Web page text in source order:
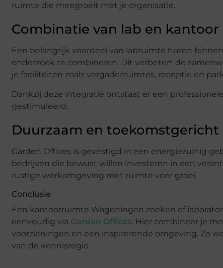
ruimte die meegroeit met je organisatie.
Combinatie van lab en
Een belangrijk voordeel van labruimte huren
onderzoek te combineren. Dit verbetert de
je faciliteiten zoals vergaderruimtes, receptie en
Dankzij deze integratie ontstaat er een
gestimuleerd.
Duurzaam en
Garden Offices is gevestigd in een energiezuinig
bedrijven die bewust willen investeren in een
rustige werkomgeving met ruimte voor groei.
Conclusie
Een kantoorruimte Wageningen zoeken of
eenvoudig via Garden Offices. Hier combineer je
voorzieningen en een inspirerende omgeving. Zo
van de kennisregio.